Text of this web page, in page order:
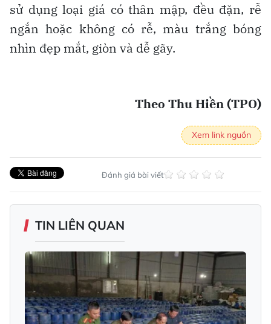
sử dụng loại giá có thân mập, đều đặn, rễ
ngắn hoặc không có rễ, màu trắng bóng
nhìn đẹp mắt, giòn và dễ gãy.
Theo Thu Hiền (TPO)
Xem link nguồn
Đánh giá bài viết
TIN LIÊN QUAN